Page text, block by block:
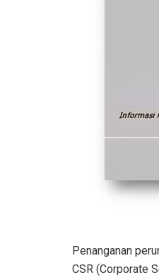
Penanganan
CSR (Corporate